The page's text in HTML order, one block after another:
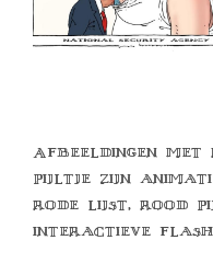
Afbeeldingen
pijltje zijn
rode lijst, rood
interactieve flash